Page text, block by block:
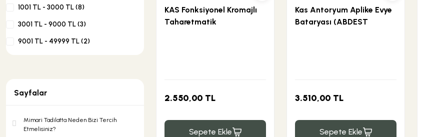
1001 TL - 3000 TL (8)
3001 TL - 9000 TL (3)
9001 TL - 49999 TL (2)
Sayfalar
Mimari Tadilatta Neden Bizi Tercih
Etmelisiniz?
KAS Fonksiyonel Kromajlı
Taharetmatik
2.550,00 TL
Sepete Ekle
Kas Antoryum Aplike Evye
Bataryası (ABDEST
3.510,00 TL
Sepete Ekle
Şok Duşlar
Akıllı Klozet
Duş Kabinleri
Tezgah